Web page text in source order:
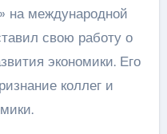
на международной
свою работу о
экономики. Его
коллег и